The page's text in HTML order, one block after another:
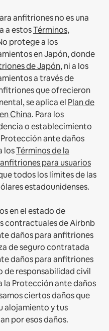
anfitriones no es una
a estosTérminos,
protege a los
en Japón, donde
de Japón, ni a los
a través de
que ofrecieron
se aplica el Plan de
China. Para los
o establecimiento
ante daños
losTérminos de la
para usuarios
todos los límites de las
estadounidenses.
en el estado de
contractuales de Airbnb
daños para anfitriones
de seguro contratada
daños para anfitriones
de responsabilidad civil
la Protección ante daños
ciertos daños que
alojamiento y tus
por esos daños.